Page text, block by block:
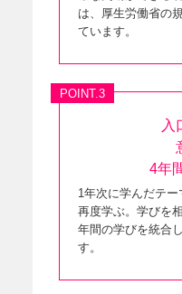
は、厚生労働省の
ています。
POINT.3
入
4年
1年次に学んだテ
再度学ぶ。学びを
年間の学びを統合
す。